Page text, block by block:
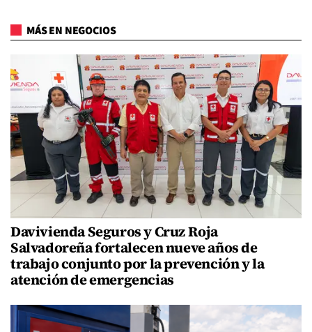
MÁS EN NEGOCIOS
Davivienda Seguros y Cruz Roja
Salvadoreña fortalecen nueve años de
trabajo conjunto por la prevención y la
atención de emergencias